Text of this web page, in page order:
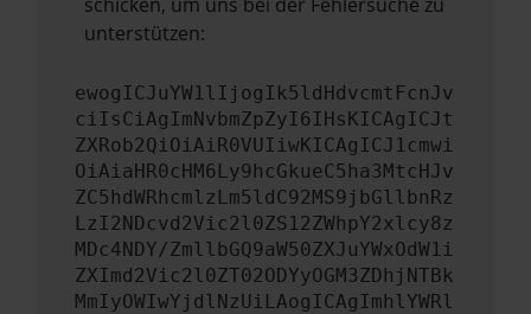
unterstützen:
ewogICJuYW1lIjogIk5ldHdvcmtFcnJv
ciIsCiAgImNvbmZpZyI6IHsKICAgICJt
ZXRob2QiOiAiR0VUIiwKICAgICJ1cmwi
OiAiaHR0cHM6Ly9hcGkueC5ha3MtcHJv
ZC5hdWRhcmlzLm5ldC92MS9jbGllbnRz
LzI2NDcvd2Vic2l0ZS12ZWhpY2xlcy8z
MDc4NDY/ZmllbGQ9aW50ZXJuYWxOdW1i
ZXImd2Vic2l0ZT02ODYyOGM3ZDhjNTBk
MmIyOWIwYjdlNzUiLAogICAgImhlYWRl